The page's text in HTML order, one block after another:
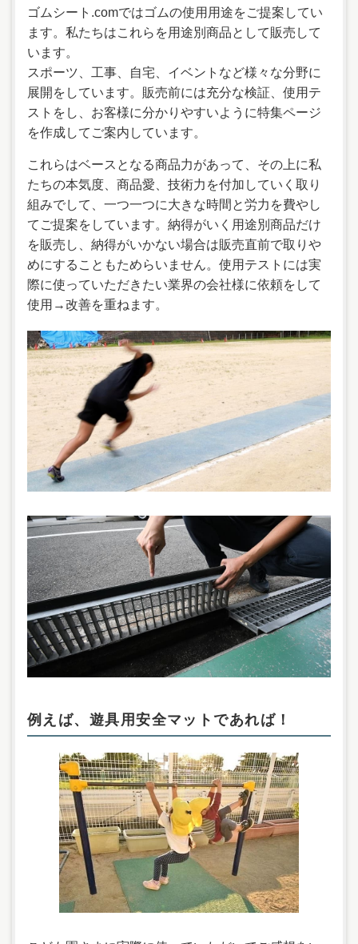
ゴムシート.comではゴムの使用用途をご提案してい
ます。私たちはこれらを用途別商品として販売して
います。
スポーツ、工事、自宅、イベントなど様々な分野に
展開をしています。販売前には充分な検証、使用テ
ストをし、お客様に分かりやすいように特集ページ
を作成してご案内しています。
これらはベースとなる商品力があって、その上に私
たちの本気度、商品愛、技術力を付加していく取り
組みでして、一つ一つに大きな時間と労力を費やし
てご提案をしています。納得がいく用途別商品だけ
を販売し、納得がいかない場合は販売直前で取りや
めにすることもためらいません。使用テストには実
際に使っていただきたい業界の会社様に依頼をして
使用→改善を重ねます。
例えば、遊具用安全マットであれば！